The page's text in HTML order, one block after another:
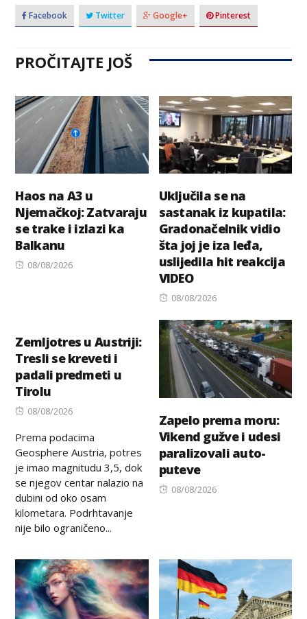
Facebook Twitter Google+ Pinterest
PROČITAJTE JOŠ
Haos na A3 u
Njemačkoj: Zatvaraju
se trake i izlazi ka
Balkanu
Posted
08/08/2026
Uključila se na
sastanak iz kupatila:
Gradonačelnik vidio
šta joj je iza leđa,
uslijedila hit reakcija
VIDEO
Posted
08/08/2026
Zemljotres u Austriji:
Tresli se kreveti i
padali predmeti u
Tirolu
Posted
08/08/2026
Prema podacima
Geosphere Austria, potres
je imao magnitudu 3,5, dok
se njegov centar nalazio na
dubini od oko osam
kilometara. Podrhtavanje
nije bilo ograničeno...
Zapelo prema moru:
Vikend gužve i udesi
paralizovali auto-
puteve
Posted
08/08/2026